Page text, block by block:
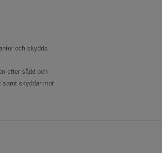
och skydda
efter sådd och
samt skyddar mot